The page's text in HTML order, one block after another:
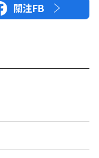
關注FB